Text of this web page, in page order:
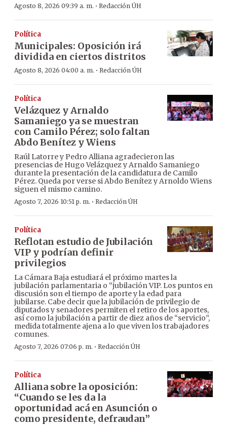
Agosto 8, 2026 09:39 a. m. · Redacción ÚH
Política
Municipales: Oposición irá
dividida en ciertos distritos
Agosto 8, 2026 04:00 a. m. · Redacción ÚH
Política
Velázquez y Arnaldo
Samaniego ya se muestran
con Camilo Pérez; solo faltan
Abdo Benítez y Wiens
Raúl Latorre y Pedro Alliana agradecieron las
presencias de Hugo Velázquez y Arnaldo Samaniego
durante la presentación de la candidatura de Camilo
Pérez. Queda por verse si Abdo Benítez y Arnoldo Wiens
siguen el mismo camino.
Agosto 7, 2026 10:51 p. m. · Redacción ÚH
Política
Reflotan estudio de Jubilación
VIP y podrían definir
privilegios
La Cámara Baja estudiará el próximo martes la
jubilación parlamentaria o “jubilación VIP. Los puntos en
discusión son el tiempo de aporte y la edad para
jubilarse. Cabe decir que la jubilación de privilegio de
diputados y senadores permiten el retiro de los aportes,
así como la jubilación a partir de diez años de “servicio”,
medida totalmente ajena a lo que viven los trabajadores
comunes.
Agosto 7, 2026 07:06 p. m. · Redacción ÚH
Política
Alliana sobre la oposición:
“Cuando se les da la
oportunidad acá en Asunción o
como presidente, defraudan”